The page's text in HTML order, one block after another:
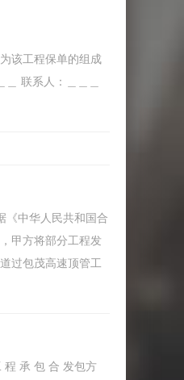
该工程保单的组成
联系人：＿＿＿
《中华人民共和国合
甲方将部分工程发
过包茂高速顶管工
程 承 包 合 发包方